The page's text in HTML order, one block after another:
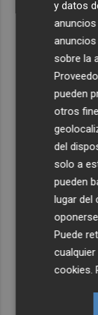
y datos
sobre la
pueden
otros
del
solo a
pueden
lugar del
Puede
cookies .